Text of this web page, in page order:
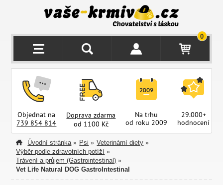
0
Objednat na
739 854 814
Doprava zdarma
od 1100 Kč
Na trhu
od roku 2009
29.000+
hodnocení
Úvodní stránka » Psi » Veterinární diety »
Výběr podle zdravotních potíží »
Trávení a průjem (Gastrointestinal) »
Vet Life Natural DOG GastroIntestinal